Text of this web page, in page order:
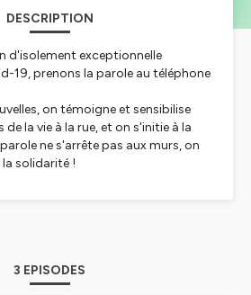
DESCRIPTION
d'isolement exceptionnelle
19, prenons la parole au téléphone
on témoigne et sensibilise
la vie à la rue, et on s'initie à la
ne s'arrête pas aux murs, on
la solidarité !
3 EPISODES